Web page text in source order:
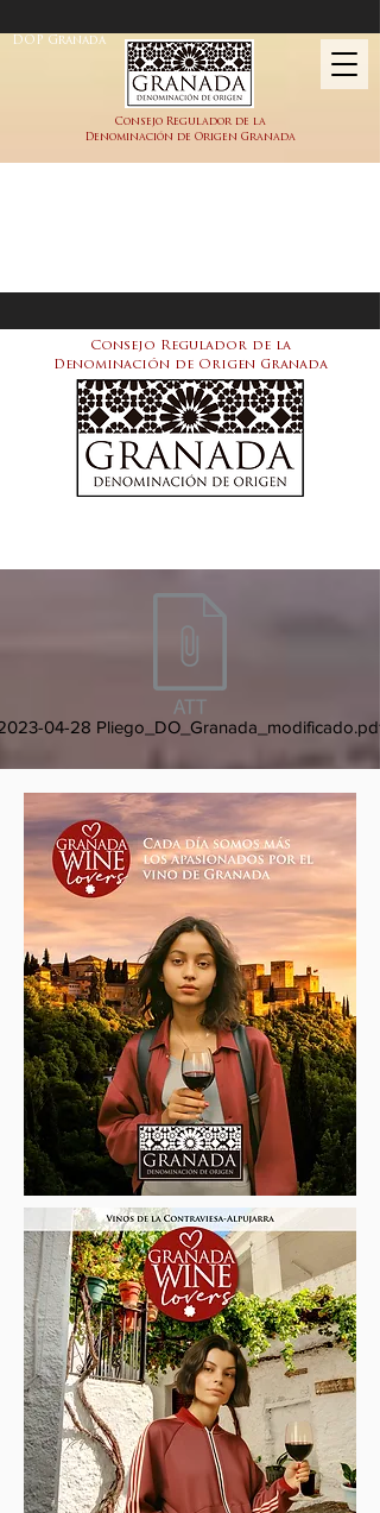
DOP Granada
Consejo Regulador de la
Denominación de Origen Granada
Consejo Regulador de la
Denominación de Origen Granada
04-28 Pliego_DO_Granada_modificado.pdf